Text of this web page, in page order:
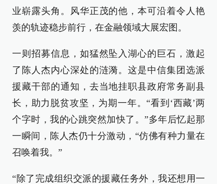
业崭露头角。风华正茂的他，本可沿着令人艳
羡的轨迹稳步前行，在金融领域大展宏图。
一则招募信息，如猛然坠入湖心的巨石，激起
了陈人杰内心深处的涟漪。这是中信集团选派
援藏干部的通知，去当地挂职县政府常务副县
长，助力脱贫攻坚，为期一年。“看到‘西藏’两
个字时，我的心跳突然加快了。”多年后忆起那
一瞬间，陈人杰仍十分激动，“仿佛有种力量在
召唤着我。”
“除了完成组织交派的援藏任务外，我还想用一